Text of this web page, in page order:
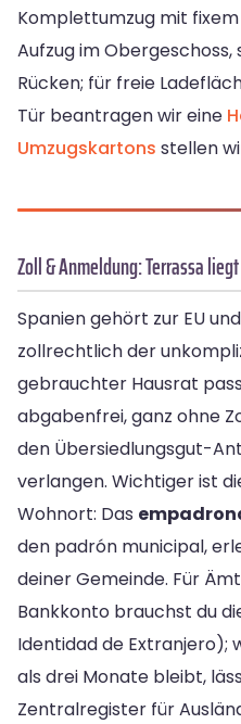
Komplettumzug mit
Aufzug im Obergeschoss,
Rücken; für freie
Tür beantragen wir eine
Umzugskartons stellen
Zoll & Anmeldung: Terrassa
Spanien gehört zur EU
zollrechtlich der
gebrauchter Hausrat
abgabenfrei, ganz ohne
den Übersiedlungsgut-
verlangen. Wichtiger ist
Wohnort: Das
den padrón municipal,
deiner Gemeinde. Für
Bankkonto brauchst du
Identidad de Extranjero);
als drei Monate bleibt,
Zentralregister für